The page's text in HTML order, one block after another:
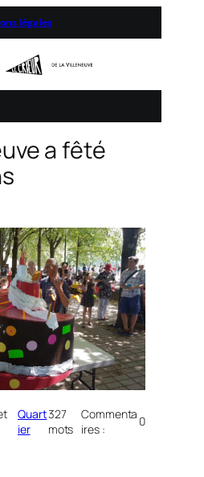
légales
a fêté
Quart
ier
327
mots
Commenta
ires :
0